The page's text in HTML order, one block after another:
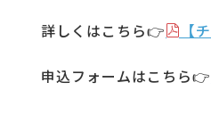
詳しくはこちら👉 【
申込フォームはこちら👉